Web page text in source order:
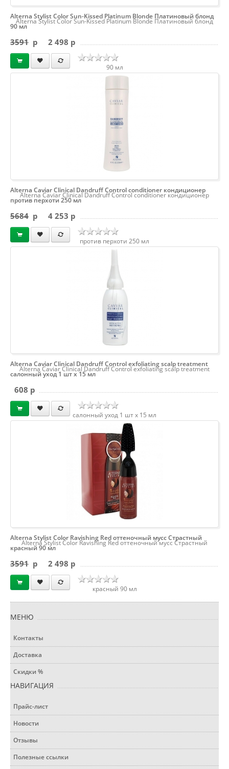
Alterna Stylist Color Sun-Kissed Platinum Blonde Платиновый блонд
90 мл
Alterna Stylist Color Sun-Kissed Platinum Blonde Платиновый блонд
90 мл
3591 p 2 498 p
Alterna Caviar Clinical Dandruff Control conditioner кондиционер
против перхоти 250 мл
Alterna Caviar Clinical Dandruff Control conditioner кондиционер
против перхоти 250 мл
5684 p 4 253 p
Alterna Caviar Clinical Dandruff Control exfoliating scalp treatment
салонный уход 1 шт х 15 мл
Alterna Caviar Clinical Dandruff Control exfoliating scalp treatment
салонный уход 1 шт х 15 мл
608 p
Alterna Stylist Color Ravishing Red оттеночный мусс Страстный
красный 90 мл
Alterna Stylist Color Ravishing Red оттеночный мусс Страстный
красный 90 мл
3591 p 2 498 p
МЕНЮ
Контакты
Доставка
Скидки %
НАВИГАЦИЯ
Прайс-лист
Новости
Отзывы
Полезные ссылки